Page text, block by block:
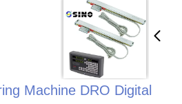
Machine DRO Digital